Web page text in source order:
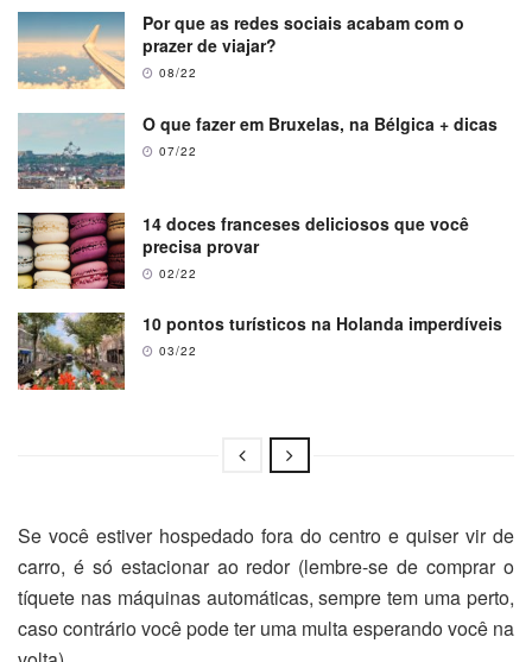
Por que as redes sociais acabam com o
prazer de viajar?
08/22
O que fazer em Bruxelas, na Bélgica + dicas
07/22
14 doces franceses deliciosos que você
precisa provar
02/22
10 pontos turísticos na Holanda imperdíveis
03/22
Se você estiver hospedado fora do centro e quiser vir de
carro, é só estacionar ao redor (lembre-se de comprar o
tíquete nas máquinas automáticas, sempre tem uma perto,
caso contrário você pode ter uma multa esperando você na